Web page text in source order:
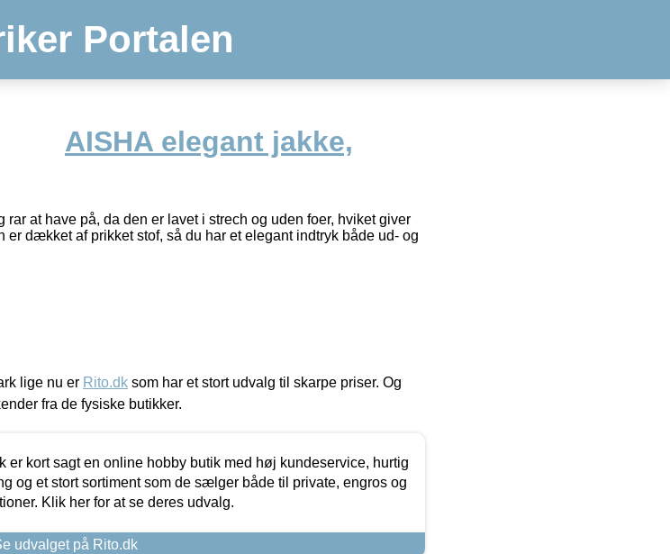
Portalen
AISHA elegant jakke,
at have på, da den er lavet i strech og uden foer, hviket giver
dækket af prikket stof, så du har et elegant indtryk både ud- og
lige nu er Rito.dk som har et stort udvalg til skarpe priser. Og
fra de fysiske butikker.
er kort sagt en online hobby butik med høj kundeservice, hurtig
og et stort sortiment som de sælger både til private, engros og
Klik her for at se deres udvalg.
udvalget på Rito.dk